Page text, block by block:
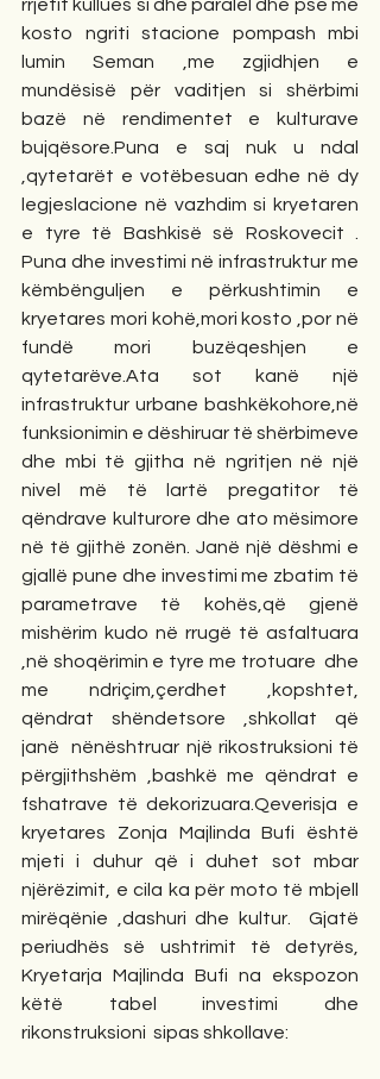
rrjetit kullues si dhe paralel dhe pse me
kosto ngriti stacione pompash mbi
lumin Seman ,me zgjidhjen e
mundësisë për vaditjen si shërbimi
bazë në rendimentet e kulturave
bujqësore.Puna e saj nuk u ndal
,qytetarët e votëbesuan edhe në dy
legjeslacione në vazhdim si kryetaren
e tyre të Bashkisë së Roskovecit .
Puna dhe investimi në infrastruktur me
këmbënguljen e përkushtimin e
kryetares mori kohë,mori kosto ,por në
fundë mori buzëqeshjen e
qytetarëve.Ata sot kanë një
infrastruktur urbane bashkëkohore,në
funksionimin e dëshiruar të shërbimeve
dhe mbi të gjitha në ngritjen në një
nivel më të lartë pregatitor të
qëndrave kulturore dhe ato mësimore
në të gjithë zonën. Janë një dëshmi e
gjallë pune dhe investimi me zbatim të
parametrave të kohës,që gjenë
mishërim kudo në rrugë të asfaltuara
,në shoqërimin e tyre me trotuare  dhe
me ndriçim,çerdhet ,kopshtet,
qëndrat shëndetsore ,shkollat që
janë  nënështruar një rikostruksioni të
përgjithshëm ,bashkë me qëndrat e
fshatrave të dekorizuara.Qeverisja e
kryetares Zonja Majlinda Bufi është
mjeti i duhur që i duhet sot mbar
njërëzimit, e cila ka për moto të mbjell
mirëqënie ,dashuri dhe kultur.  Gjatë
periudhës së ushtrimit të detyrës,
Kryetarja Majlinda Bufi na ekspozon
këtë tabel investimi dhe
rikonstruksioni  sipas shkollave: